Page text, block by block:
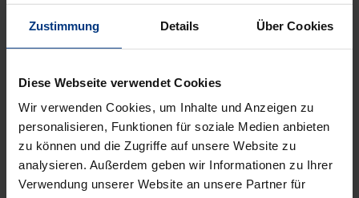
Zustimmung Details Über Cookies
Diese Webseite verwendet Cookies
Wir verwenden Cookies, um Inhalte und Anzeigen zu
personalisieren, Funktionen für soziale Medien anbieten
zu können und die Zugriffe auf unsere Website zu
analysieren. Außerdem geben wir Informationen zu Ihrer
Verwendung unserer Website an unsere Partner für
Seit in der antiken Dichtung Timon von Athen die
ersten Flüche gegen die Mitmenschen ausstieß,
die literarischen Werke aller Epochen. Während der
Misanthrop – häufig im Glauben an die eigene
Unfehlbarkeit – in den Menschen sittenlose
Ungeheuer erblickt, denen er mit Hass begegnet
und durch Flucht zu entkommen sucht, gilt er im